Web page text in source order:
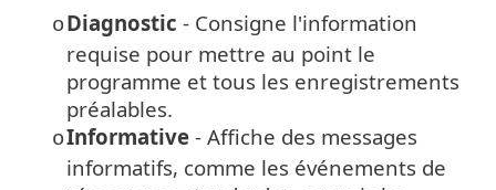
oDiagnostic - Consigne l'information
requise pour mettre au point le
programme et tous les enregistrements
préalables.
oInformative - Affiche des messages
informatifs, comme les événements de